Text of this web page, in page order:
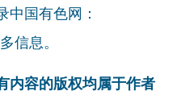
中国有色网：
信息。
内容的版权均属于作者